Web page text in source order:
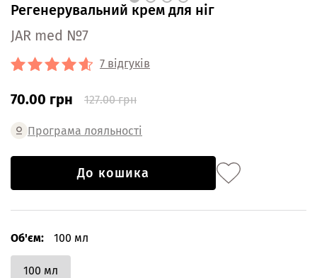
Регенерувальний крем для ніг
JAR med №7
7 відгуків
127.00 грн
70.00 грн
Програма лояльності
До кошика
Об'єм: 100 мл
100 мл